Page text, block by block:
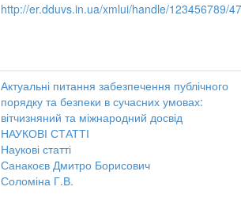
http://er.dduvs.in.ua/xmlui/handle/123456789/
Актуальні питання забезпечення публічного
порядку та безпеки в сучасних умовах:
вітчизняний та міжнародний досвід
НАУКОВІ СТАТТІ
Наукові статті
Санакоєв Дмитро Борисович
Соломіна Г.В.